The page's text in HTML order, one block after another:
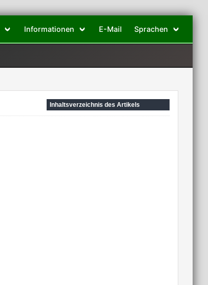
Informationen E-Mail Sprachen
Inhaltsverzeichnis des Artikels